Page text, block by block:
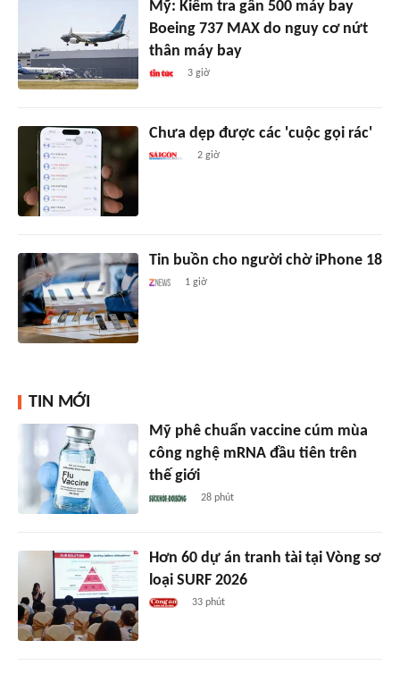
Mỹ: Kiểm tra gần 500 máy bay
Boeing 737 MAX do nguy cơ nứt
thân máy bay
3 giờ
Chưa dẹp được các 'cuộc gọi rác'
2 giờ
Tin buồn cho người chờ iPhone 18
1 giờ
TIN MỚI
Mỹ phê chuẩn vaccine cúm mùa
công nghệ mRNA đầu tiên trên
thế giới
28 phút
Hơn 60 dự án tranh tài tại Vòng sơ
loại SURF 2026
33 phút